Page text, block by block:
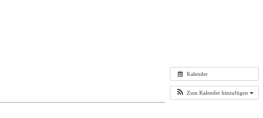
Kalender
Zum Kalender hinzufügen